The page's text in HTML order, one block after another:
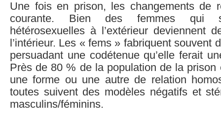
Une fois en prison, les changements de
courante. Bien des femmes qui
hétérosexuelles à l’extérieur deviennent
l’intérieur. Les « fems » fabriquent souvent
persuadant une codétenue qu’elle ferait
Près de 80 % de la population de la prison
une forme ou une autre de relation
toutes suivent des modèles négatifs et
masculins/féminins.